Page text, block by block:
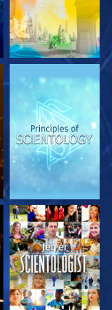
UDFORSK SERIEN
SE